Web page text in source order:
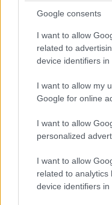
Google consents
I want to allow
related to
device identifiers in
I want to allow my
Google for online
I want to allow
personalized
I want to allow
related to analytics
device identifiers in